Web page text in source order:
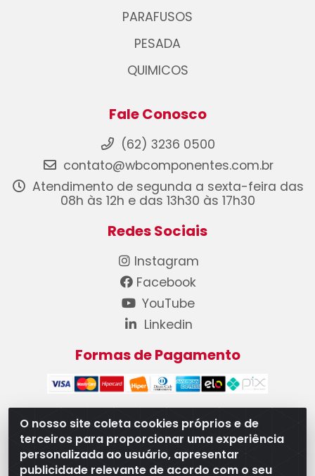
O nosso site coleta cookies próprios e de
terceiros para proporcionar uma experiência
personalizada ao usuário, apresentar
publicidade relevante de acordo com o seu
PARAFUSOS
PESADA
QUIMICOS
Fale Conosco
(62) 3236 0500
contato@wbcomponentes.com.br
Atendimento de segunda a sexta-feira das
08h às 12h e das 13h30 às 17h30
Redes Sociais
Instagram
Facebook
YouTube
Linkedin
Formas de Pagamento
WB Componentes Automotivos LTDA - CNPJ
08.528.393/0001-12 - Rua do Níquel, 667 - Parque
Oeste Industrial, Goiânia/GO - CEP 74375-660